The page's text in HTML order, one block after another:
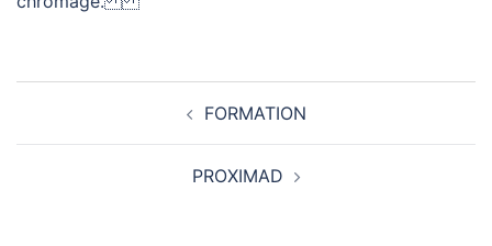
FORMATION
PROXIMAD